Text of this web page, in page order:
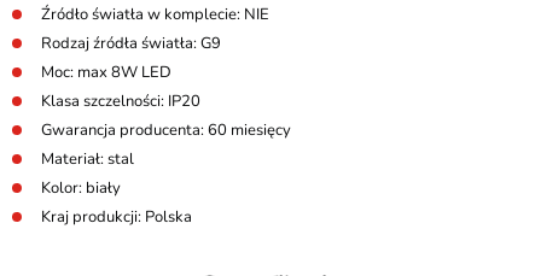
Źródło światła w komplecie: NIE
Rodzaj źródła światła: G9
Moc: max 8W LED
Klasa szczelności: IP20
Gwarancja producenta: 60 miesięcy
Materiał: stal
Kolor: biały
Kraj produkcji: Polska